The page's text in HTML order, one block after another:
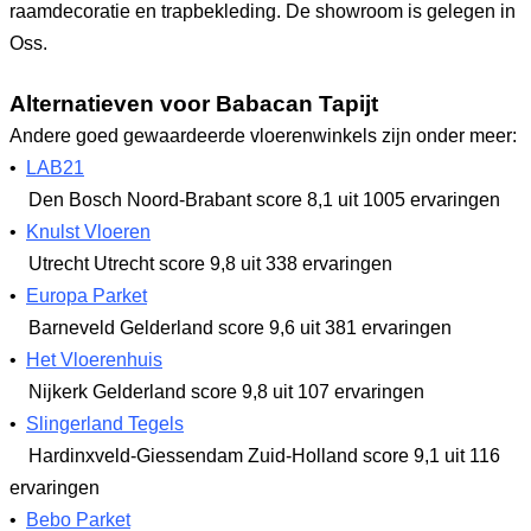
raamdecoratie en trapbekleding. De showroom is gelegen in
Oss.
Alternatieven voor Babacan Tapijt
Andere goed gewaardeerde vloerenwinkels zijn onder meer:
•
LAB21
Den Bosch Noord-Brabantscore 8,1 uit 1005 ervaringen
•
Knulst Vloeren
Utrecht Utrechtscore 9,8 uit 338 ervaringen
•
Europa Parket
Barneveld Gelderland score 9,6 uit 381 ervaringen
•
Het Vloerenhuis
Nijkerk Gelderland score 9,8 uit 107 ervaringen
• Slingerland Tegels
Hardinxveld-Giessendam Zuid-Holland score 9,1 uit 116
ervaringen
•
Bebo Parket